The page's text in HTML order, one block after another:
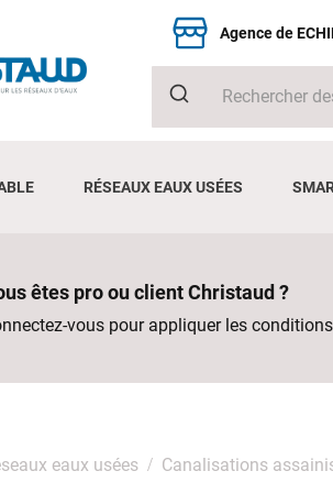
Agence de
RÉSEAUX EAUX USÉES
êtes pro ou client Christaud ?
vous pour appliquer les
eaux usées Canalisations